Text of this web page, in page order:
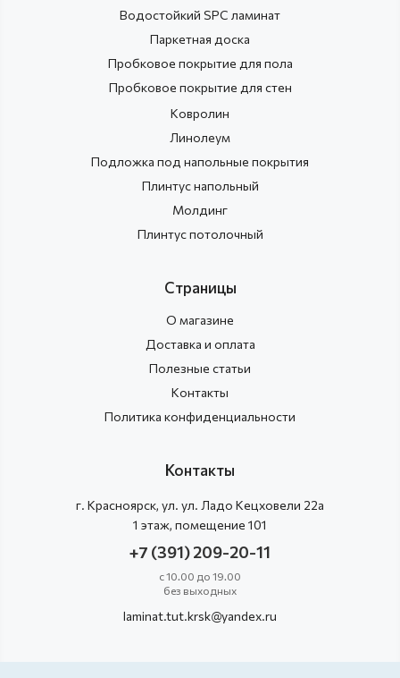
Водостойкий SPC ламинат
Паркетная доска
Пробковое покрытие для пола
Пробковое покрытие для стен
Ковролин
Линолеум
Подложка под напольные покрытия
Плинтус напольный
Молдинг
Плинтус потолочный
Страницы
О магазине
Доставка и оплата
Полезные статьи
Контакты
Политика конфиденциальности
Контакты
г. Красноярск, ул. ул. Ладо Кецховели 22а
1 этаж, помещение 101
+7 (391) 209-20-11
с 10.00 до 19.00
без выходных
laminat.tut.krsk@yandex.ru